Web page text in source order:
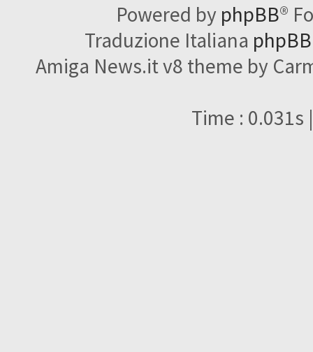
Powered by phpBB®
Traduzione Italiana
Amiga News.it v8 theme by
Time : 0.031s